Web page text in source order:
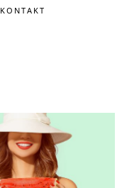
KONTAKT